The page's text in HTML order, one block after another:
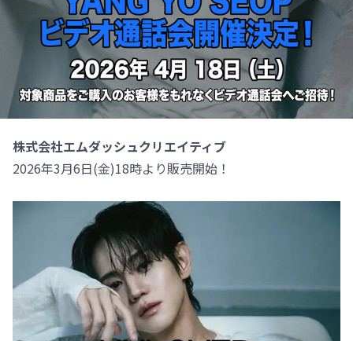
株式会社エムダッシュクリエイティブ
2026年3月6日(金)18時より販売開始！